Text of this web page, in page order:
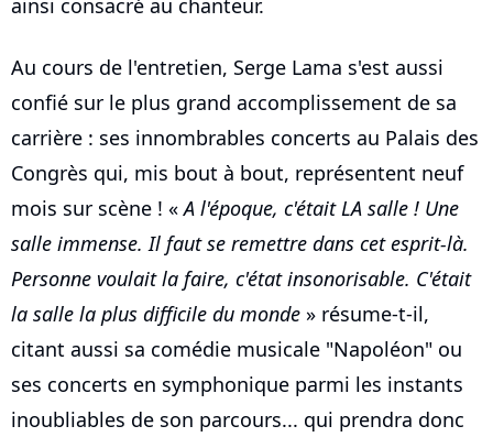
ainsi consacré au chanteur.
Au cours de l'entretien, Serge Lama s'est aussi
confié sur le plus grand accomplissement de sa
carrière : ses innombrables concerts au Palais des
Congrès qui, mis bout à bout, représentent neuf
mois sur scène ! «A l'époque, c'était LA salle ! Une
salle immense. Il faut se remettre dans cet esprit-là.
Personne voulait la faire, c'état insonorisable. C'était
la salle la plus difficile du monde » résume-t-il,
citant aussi sa comédie musicale "Napoléon" ou
ses concerts en symphonique parmi les instants
inoubliables de son parcours... qui prendra donc